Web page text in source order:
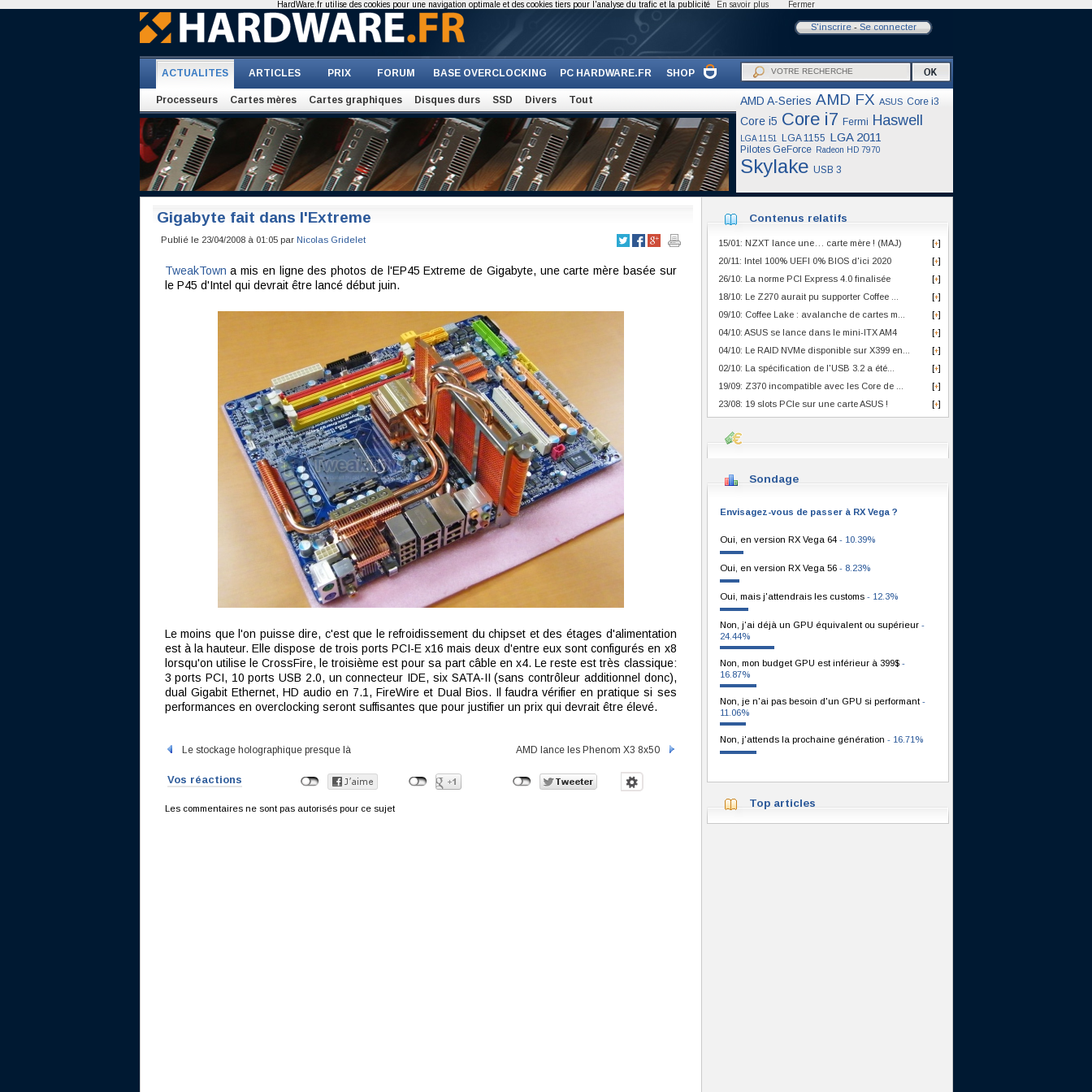
S'inscrire- Se connecter
ACTUALITES ARTICLES PRIX FORUM BASE OVERCLOCKING PC HARDWARE.FR SHOP
Processeurs Cartes mères Cartes graphiques Disques durs SSD Divers Tout AMD A-Series AMD FX ASUS Core i3
Core i5 Core i7 Fermi Haswell
LGA 1151 LGA 1155 LGA 2011
Pilotes GeForce Radeon HD 7970
Skylake USB 3
Gigabyte fait dans l'Extreme
Publié le 23/04/2008 à 01:05 par Nicolas Gridelet
TweakTown a mis en ligne des photos de l'EP45 Extreme de Gigabyte, une carte mère basée sur
le P45 d'Intel qui devrait être lancé début juin.
Le moins que l'on puisse dire, c'est que le refroidissement du chipset et des étages d'alimentation
est à la hauteur. Elle dispose de trois ports PCI-E x16 mais deux d'entre eux sont configurés en x8
lorsqu'on utilise le CrossFire, le troisième est pour sa part câble en x4. Le reste est très classique:
3 ports PCI, 10 ports USB 2.0, un connecteur IDE, six SATA-II (sans contrôleur additionnel donc),
dual Gigabit Ethernet, HD audio en 7.1, FireWire et Dual Bios. Il faudra vérifier en pratique si ses
performances en overclocking seront suffisantes que pour justifier un prix qui devrait être élevé.
Le stockage holographique presque là AMD lance les Phenom X3 8x50
Vos réactions
Les commentaires ne sont pas autorisés pour ce sujet
Contenus relatifs
[+]
15/01: NZXT lance une… carte mère ! (MAJ)
[+]
20/11: Intel 100% UEFI 0% BIOS d'ici 2020
[+]
26/10: La norme PCI Express 4.0 finalisée
[+]
18/10: Le Z270 aurait pu supporter Coffee ...
[+]
09/10: Coffee Lake : avalanche de cartes m...
[+]
04/10: ASUS se lance dans le mini-ITX AM4
[+]
04/10: Le RAID NVMe disponible sur X399 en...
[+]
02/10: La spécification de l'USB 3.2 a été...
[+]
19/09: Z370 incompatible avec les Core de ...
[+]
23/08: 19 slots PCIe sur une carte ASUS !
Sondage
Envisagez-vous de passer à RX Vega ?
Oui, en version RX Vega 64 - 10.39%
Oui, en version RX Vega 56 - 8.23%
Oui, mais j'attendrais les customs - 12.3%
Non, j'ai déjà un GPU équivalent ou supérieur -
24.44%
Non, mon budget GPU est inférieur à 399$ -
16.87%
Non, je n'ai pas besoin d'un GPU si performant -
11.06%
Non, j'attends la prochaine génération - 16.71%
Top articles
HardWare.fr utilise des cookies pour une navigation optimale et des cookies tiers pour l'analyse du trafic et la publicité En savoir plus Fermer